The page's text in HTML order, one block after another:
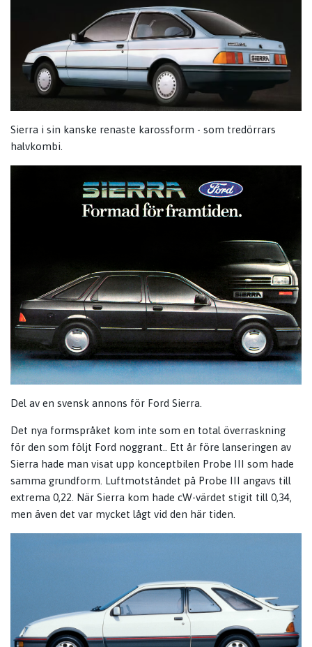
Sierra i sin kanske renaste karossform - som tredörrars
halvkombi.
Del av en svensk annons för Ford Sierra.
Det nya formspråket kom inte som en total överraskning
för den som följt Ford noggrant.. Ett år före lanseringen av
Sierra hade man visat upp konceptbilen Probe III som hade
samma grundform. Luftmotståndet på Probe III angavs till
extrema 0,22. När Sierra kom hade cW-värdet stigit till 0,34,
men även det var mycket lågt vid den här tiden.